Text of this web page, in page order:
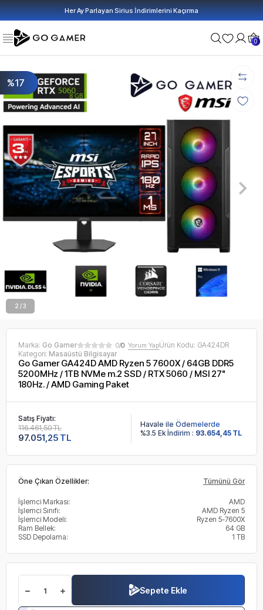
Her Ay Parlayan Sirius İndirimlerini Kaçırma
0
%17
2 / 3
Marka: Go Gamer 0/0 Yorum YapÜrün Kodu: GA424DR
Kategori: Masaüstü Bilgisayar
Go Gamer GA424D AMD Ryzen 5 7600X / 64GB DDR5
5200MHz / 1TB NVMe m.2 SSD / RTX 5060 / MSI 27"
180Hz. / AMD Gaming Paket
Satış Fiyatı:
97.051,25 TL
116.461,50 TL
Havale ile Ödemelerde
%3.5 Ek İndirim : 93.654,45 TL
Öne Çıkan Özellikler: Tümünü Gör
İşlemci Markası:
AMD
İşlemci Sınıfı:
AMD Ryzen 5
İşlemci Modeli:
Ryzen 5-7600X
Ram Bellek:
64 GB
SSD Depolama:
1 TB
Sepete Ekle